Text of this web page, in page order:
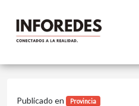
Publicado en Provincia